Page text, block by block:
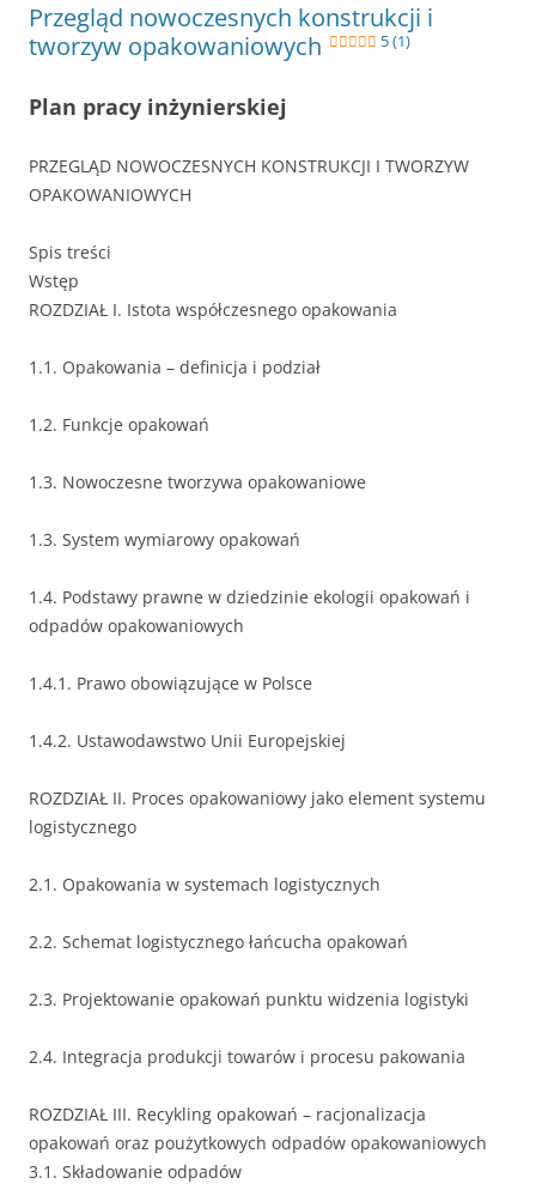
Przegląd nowoczesnych konstrukcji i
tworzyw opakowaniowych
5 (1)
Plan pracy inżynierskiej
PRZEGLĄD NOWOCZESNYCH KONSTRUKCJI I TWORZYW
OPAKOWANIOWYCH
Spis treści
Wstęp
ROZDZIAŁ I. Istota współczesnego opakowania
1.1. Opakowania – definicja i podział
1.2. Funkcje opakowań
1.3. Nowoczesne tworzywa opakowaniowe
1.3. System wymiarowy opakowań
1.4. Podstawy prawne w dziedzinie ekologii opakowań i
odpadów opakowaniowych
1.4.1. Prawo obowiązujące w Polsce
1.4.2. Ustawodawstwo Unii Europejskiej
ROZDZIAŁ II. Proces opakowaniowy jako element systemu
logistycznego
2.1. Opakowania w systemach logistycznych
2.2. Schemat logistycznego łańcucha opakowań
2.3. Projektowanie opakowań punktu widzenia logistyki
2.4. Integracja produkcji towarów i procesu pakowania
ROZDZIAŁ III. Recykling opakowań – racjonalizacja
opakowań oraz poużytkowych odpadów opakowaniowych
3.1. Składowanie odpadów